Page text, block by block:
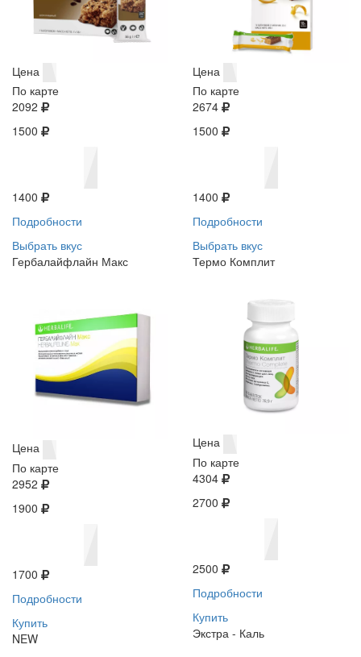
Цена
По карте
2092
1500
1400
Подробности
Выбрать вкус
Цена
По карте
2674
1500
1400
Подробности
Выбрать вкус
Гербалайфлайн Макс
Цена
По карте
2952
1900
1700
Подробности
Купить
NEW
Термо Комплит
Цена
По карте
4304
2700
2500
Подробности
Купить
Экстра - Каль